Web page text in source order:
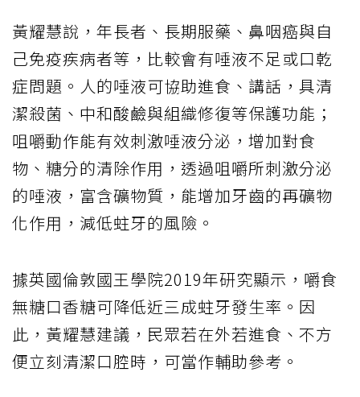
黃耀慧說，年長者、長期服藥、鼻咽癌與自
己免疫疾病者等，比較會有唾液不足或口乾
症問題。人的唾液可協助進食、講話，具清
潔殺菌、中和酸鹼與組織修復等保護功能；
咀嚼動作能有效刺激唾液分泌，增加對食
物、糖分的清除作用，透過咀嚼所刺激分泌
的唾液，富含礦物質，能增加牙齒的再礦物
化作用，減低蛀牙的風險。
據英國倫敦國王學院2019年研究顯示，嚼食
無糖口香糖可降低近三成蛀牙發生率。因
此，黃耀慧建議，民眾若在外若進食、不方
便立刻清潔口腔時，可當作輔助參考。